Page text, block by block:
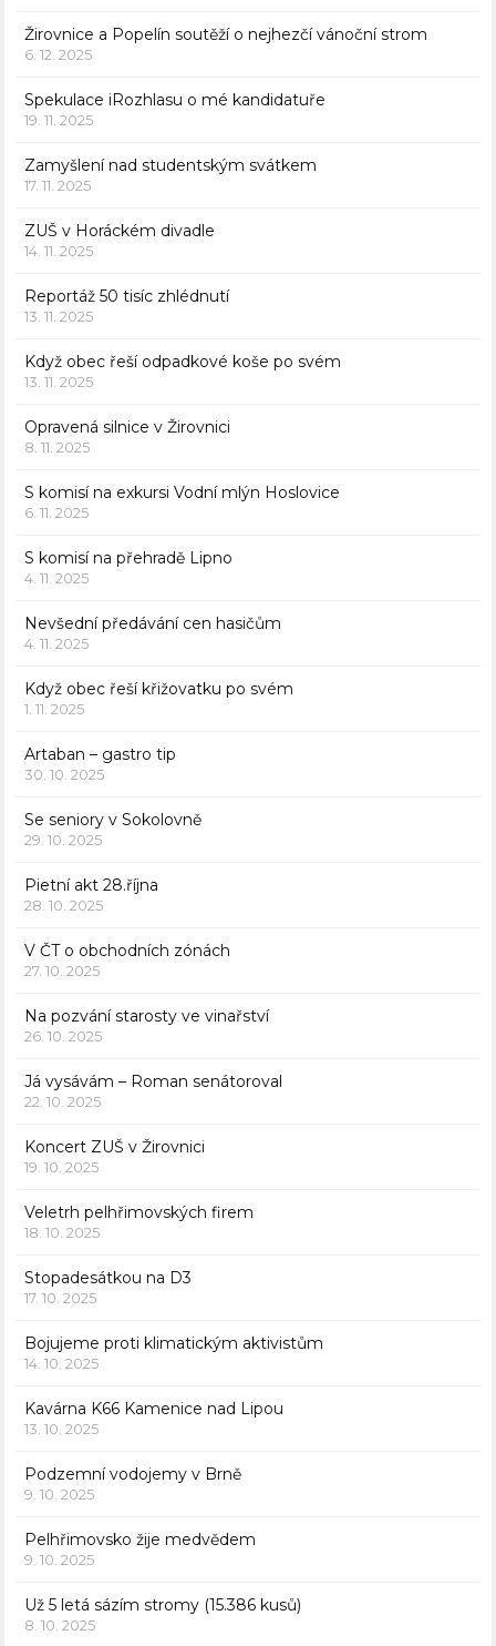
Žirovnice a Popelín soutěží o nejhezčí vánoční strom
6. 12. 2025
Spekulace iRozhlasu o mé kandidatuře
19. 11. 2025
Zamyšlení nad studentským svátkem
17. 11. 2025
ZUŠ v Horáckém divadle
14. 11. 2025
Reportáž 50 tisíc zhlédnutí
13. 11. 2025
Když obec řeší odpadkové koše po svém
13. 11. 2025
Opravená silnice v Žirovnici
8. 11. 2025
S komisí na exkursi Vodní mlýn Hoslovice
6. 11. 2025
S komisí na přehradě Lipno
4. 11. 2025
Nevšední předávání cen hasičům
4. 11. 2025
Když obec řeší křižovatku po svém
1. 11. 2025
Artaban – gastro tip
30. 10. 2025
Se seniory v Sokolovně
29. 10. 2025
Pietní akt 28.října
28. 10. 2025
V ČT o obchodních zónách
27. 10. 2025
Na pozvání starosty ve vinařství
26. 10. 2025
Já vysávám – Roman senátoroval
22. 10. 2025
Koncert ZUŠ v Žirovnici
19. 10. 2025
Veletrh pelhřimovských firem
18. 10. 2025
Stopadesátkou na D3
17. 10. 2025
Bojujeme proti klimatickým aktivistům
14. 10. 2025
Kavárna K66 Kamenice nad Lipou
13. 10. 2025
Podzemní vodojemy v Brně
9. 10. 2025
Pelhřimovsko žije medvědem
9. 10. 2025
Už 5 letá sázím stromy (15.386 kusů)
8. 10. 2025